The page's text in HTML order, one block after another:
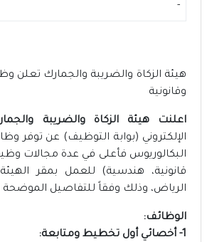
-
هيئة الزكاة والضريبة والجمارك تعلن
وقانونية
اعلنت هيئة الزكاة والضريبة
الإلكتروني (بوابة التوظيف) عن توفر
البكالوريوس فأعلى في عدة مجالات
قانونية، هندسية) للعمل بمقر
الرياض، وذلك وفقاً للتفاصيل الموضحة
الوظائف:
1- أخصائي أول تخطيط ومتابعة: